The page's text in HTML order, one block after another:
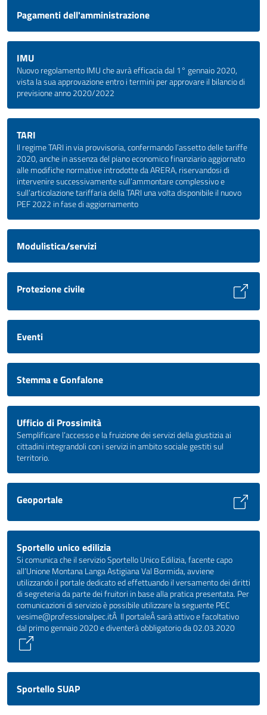
Pagamenti dell'amministrazione
IMU
Nuovo regolamento IMU che avrà efficacia dal 1° gennaio 2020,
vista la sua approvazione entro i termini per approvare il bilancio di
previsione anno 2020/2022
TARI
Il regime TARI in via provvisoria, confermando l’assetto delle tariffe
2020, anche in assenza del piano economico finanziario aggiornato
alle modifiche normative introdotte da ARERA, riservandosi di
intervenire successivamente sull’ammontare complessivo e
sull’articolazione tariffaria della TARI una volta disponibile il nuovo
PEF 2022 in fase di aggiornamento
Modulistica/servizi
Protezione civile
Eventi
Stemma e Gonfalone
Ufficio di Prossimità
Semplificare l’accesso e la fruizione dei servizi della giustizia ai
cittadini integrandoli con i servizi in ambito sociale gestiti sul
territorio.
Geoportale
Sportello unico edilizia
Si comunica che il servizio Sportello Unico Edilizia, facente capo
all’Unione Montana Langa Astigiana Val Bormida, avviene
utilizzando il portale dedicato ed effettuando il versamento dei diritti
di segreteria da parte dei fruitori in base alla pratica presentata. Per
comunicazioni di servizio è possibile utilizzare la seguente PEC
vesime@professionalpec.itÂ Il portaleÂ sarà attivo e facoltativo
dal primo gennaio 2020 e diventerà obbligatorio da 02.03.2020
Sportello SUAP